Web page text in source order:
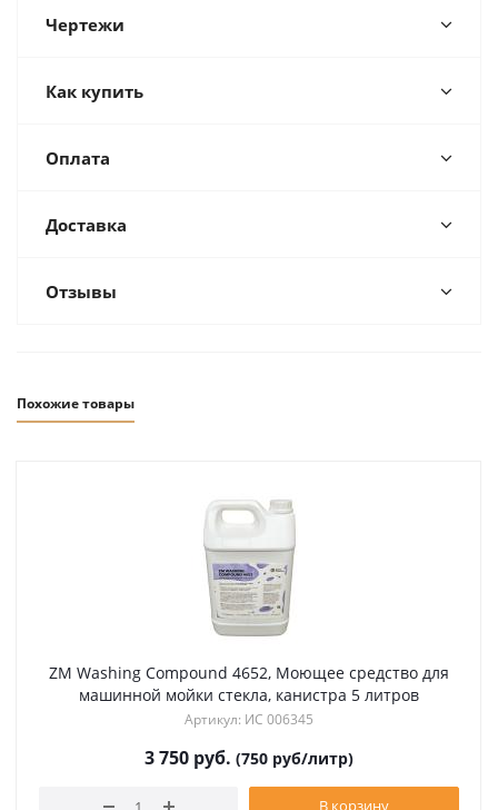
Чертежи
Как купить
Оплата
Доставка
Отзывы
Похожие товары
ZM Washing Compound 4652, Моющее средство для
машинной мойки стекла, канистра 5 литров
Артикул: ИС 006345
3 750 руб. (750 руб/литр)
В корзину